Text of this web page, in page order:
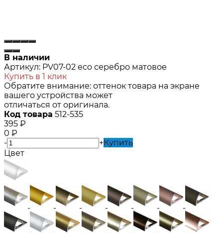
В наличии
Артикул: PV07-02 eco серебро матовое
Купить в 1 клик
Обратите внимание: оттенок товара на экране
вашего устройства может
отличаться от оригинала.
Код товара 512-535
395 ₽
0 ₽
-
+Купить
Цвет